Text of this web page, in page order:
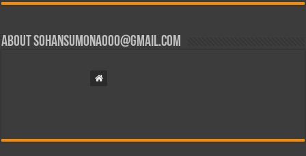
Aboutsohansumona000@gmail.com